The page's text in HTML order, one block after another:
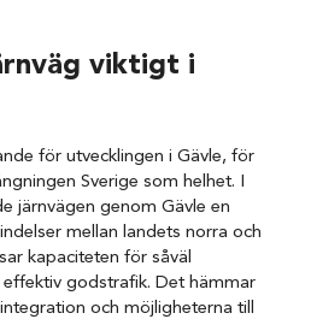
viktigt i
för utvecklingen i Gävle, för
Sverige som helhet. I
järnvägen genom Gävle en
mellan landets norra och
kapaciteten för såväl
godstrafik. Det hämmar
och möjligheterna till